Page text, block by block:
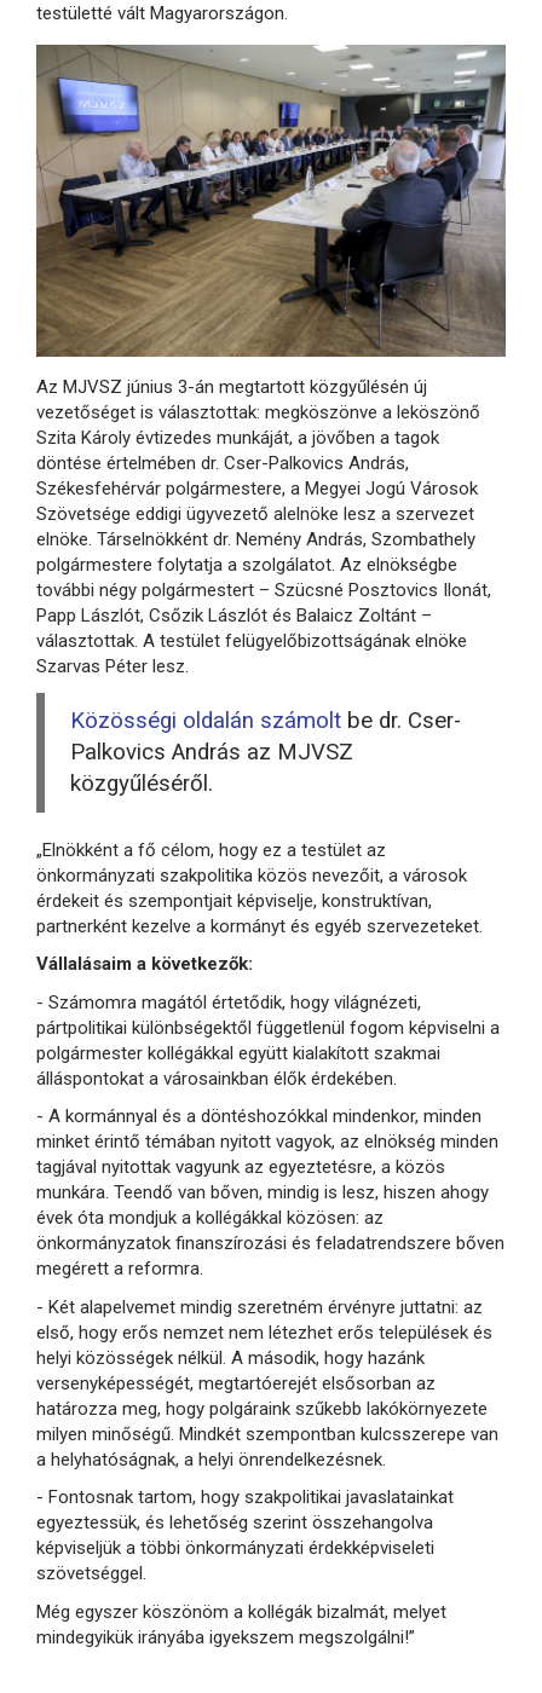
testületté vált Magyarországon.
Az MJVSZ június 3-án megtartott közgyűlésén új
vezetőséget is választottak: megköszönve a leköszönő
Szita Károly évtizedes munkáját, a jövőben a tagok
döntése értelmében dr. Cser-Palkovics András,
Székesfehérvár polgármestere, a Megyei Jogú Városok
Szövetsége eddigi ügyvezető alelnöke lesz a szervezet
elnöke. Társelnökként dr. Nemény András, Szombathely
polgármestere folytatja a szolgálatot. Az elnökségbe
további négy polgármestert – Szücsné Posztovics Ilonát,
Papp Lászlót, Csőzik Lászlót és Balaicz Zoltánt –
választottak. A testület felügyelőbizottságának elnöke
Szarvas Péter lesz.
Közösségi oldalán számolt be dr. Cser-
Palkovics András az MJVSZ
közgyűléséről.
„Elnökként a fő célom, hogy ez a testület az
önkormányzati szakpolitika közös nevezőit, a városok
érdekeit és szempontjait képviselje, konstruktívan,
partnerként kezelve a kormányt és egyéb szervezeteket.
Vállalásaim a következők:
- Számomra magától értetődik, hogy világnézeti,
pártpolitikai különbségektől függetlenül fogom képviselni a
polgármester kollégákkal együtt kialakított szakmai
álláspontokat a városainkban élők érdekében.
- A kormánnyal és a döntéshozókkal mindenkor, minden
minket érintő témában nyitott vagyok, az elnökség minden
tagjával nyitottak vagyunk az egyeztetésre, a közös
munkára. Teendő van bőven, mindig is lesz, hiszen ahogy
évek óta mondjuk a kollégákkal közösen: az
önkormányzatok finanszírozási és feladatrendszere bőven
megérett a reformra.
- Két alapelvemet mindig szeretném érvényre juttatni: az
első, hogy erős nemzet nem létezhet erős települések és
helyi közösségek nélkül. A második, hogy hazánk
versenyképességét, megtartóerejét elsősorban az
határozza meg, hogy polgáraink szűkebb lakókörnyezete
milyen minőségű. Mindkét szempontban kulcsszerepe van
a helyhatóságnak, a helyi önrendelkezésnek.
- Fontosnak tartom, hogy szakpolitikai javaslatainkat
egyeztessük, és lehetőség szerint összehangolva
képviseljük a többi önkormányzati érdekképviseleti
szövetséggel.
Még egyszer köszönöm a kollégák bizalmát, melyet
mindegyikük irányába igyekszem megszolgálni!”